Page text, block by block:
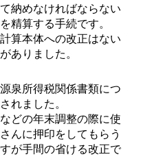
納めなければならない
精算する手続です。
算本体への改正はない
ありました。
泉所得税関係書類につ
れました。
どの年末調整の際に使
んに押印をしてもらう
が手間の省ける改正で